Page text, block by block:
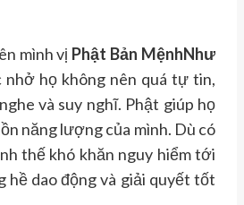
mình vị Phật Bản MệnhNhư
nhở họ không nên quá tự tin,
và suy nghĩ. Phật giúp họ
năng lượng của mình. Dù có
thế khó khăn nguy hiểm tới
hề dao động và giải quyết tốt